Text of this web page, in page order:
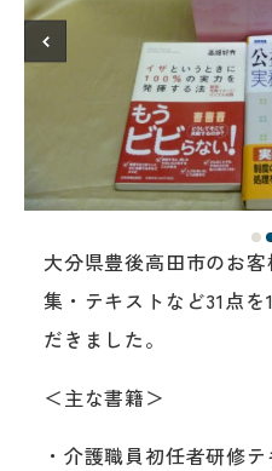
大分県豊後高田市のお
集・テキストなど31点
だきました。
＜主な書籍＞
・介護職員初任者研修